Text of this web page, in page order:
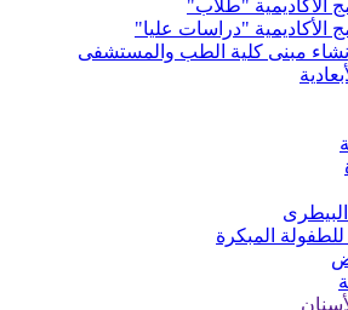
الأكاديمية "طلاب"
الأكاديمية "دراسات عليا"
مبنى كلية الطب والمستشفى
للطفولة المبكرة